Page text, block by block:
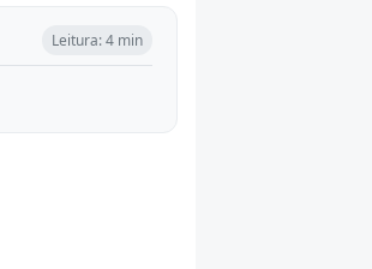
Leitura: 4 min